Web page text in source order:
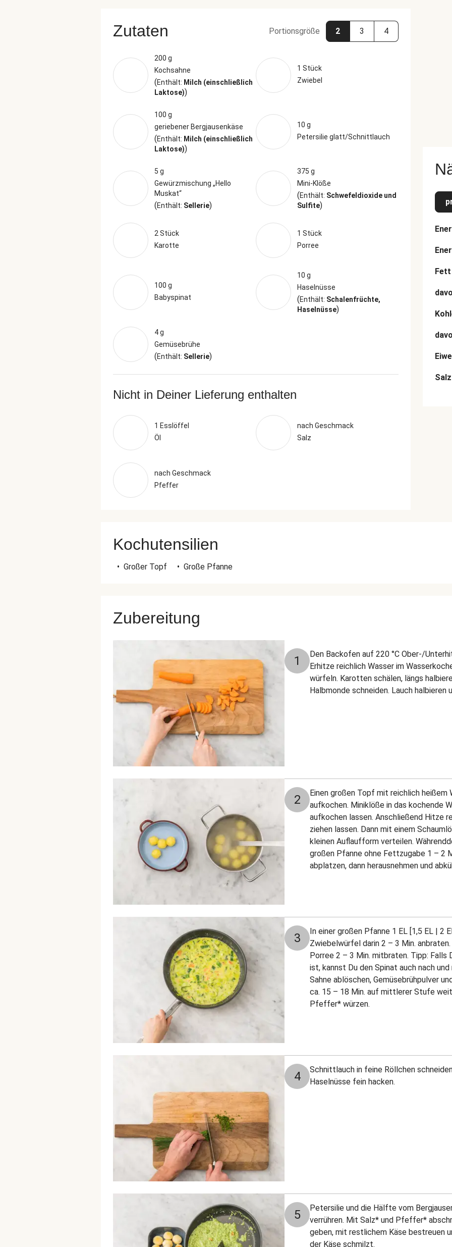
Zutaten Portionsgröße 2 3 4
200 g
Kochsahne
(Enthält: Milch (einschließlich
Laktose))
1 Stück
Zwiebel
100 g
geriebener Bergjausenkäse
(Enthält: Milch (einschließlich
Laktose))
10 g
Petersilie glatt/Schnittlauch
5 g
Gewürzmischung „Hello
Muskat“
(Enthält: Sellerie)
375 g
Mini-Klöße
(Enthält: Schwefeldioxide und
Sulfite)
2 Stück
Karotte
1 Stück
Porree
100 g
Babyspinat
10 g
Haselnüsse
(Enthält: Schalenfrüchte,
Haselnüsse)
4 g
Gemüsebrühe
(Enthält: Sellerie)
Nicht in Deiner Lieferung enthalten
1 Esslöffel
Öl
nach Geschmack
Salz
nach Geschmack
Pfeffer
Fett
Salz
Kochutensilien
• Großer Topf • Große Pfanne
Zubereitung
1
Den Backofen auf 220 °C Ober-/
Erhitze reichlich Wasser im
würfeln. Karotten schälen, längs
Halbmonde schneiden. Lauch halbieren
2
Einen großen Topf mit reichlich heißem
aufkochen. Miniklöße in das kochende
aufkochen lassen. Anschließend Hitze
ziehen lassen. Dann mit einem
kleinen Auflaufform verteilen.
großen Pfanne ohne Fettzugabe 1 – 2
abplatzen, dann herausnehmen und
3
In einer großen Pfanne 1 EL [1,5 EL | 2
Zwiebelwürfel darin 2 – 3 Min.
Porree 2 – 3 Min. mitbraten. Tipp: Falls
ist, kannst Du den Spinat auch nach
Sahne ablöschen, Gemüsebrühpulver
ca. 15 – 18 Min. auf mittlerer Stufe
Pfeffer* würzen.
4
Schnittlauch in feine Röllchen
Haselnüsse fein hacken.
5
Petersilie und die Hälfte vom
verrühren. Mit Salz* und Pfeffer*
geben, mit restlichem Käse bestreuen
der Käse schmilzt.